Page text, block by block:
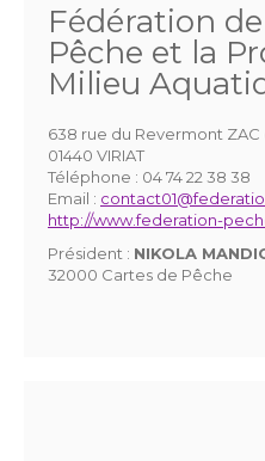
Fédération
Pêche et la
Milieu
638 rue du Revermont ZAC
01440 VIRIAT
Téléphone : 04 74 22 38 38
Email :
http://www.federation-
Président : NIKOLA
32000 Cartes de Pêche